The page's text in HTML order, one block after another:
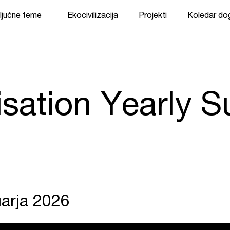
teme Ekocivilizacija Projekti Koledar
Yearly
2026